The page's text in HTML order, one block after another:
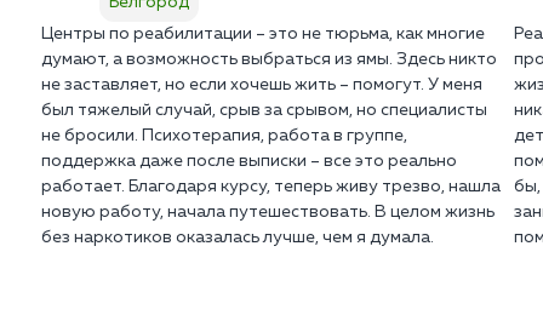
Центры по реабилитации – это не тюрьма, как многие
думают, а возможность выбраться из ямы. Здесь никто
не заставляет, но если хочешь жить – помогут. У меня
был тяжелый случай, срыв за срывом, но специалисты
не бросили. Психотерапия, работа в группе,
поддержка даже после выписки – все это реально
работает. Благодаря курсу, теперь живу трезво, нашла
новую работу, начала путешествовать. В целом жизнь
без наркотиков оказалась лучше, чем я думала.
бы,